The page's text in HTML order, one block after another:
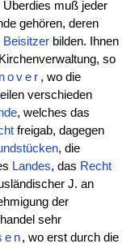
muß jeder
gehören, deren
Beisitzerbilden. Ihnen
so
, wo die
verschieden
, welches das
freigab, dagegen
, die
Landes, das Recht
J. an
der
sehr
, wo erst durch die